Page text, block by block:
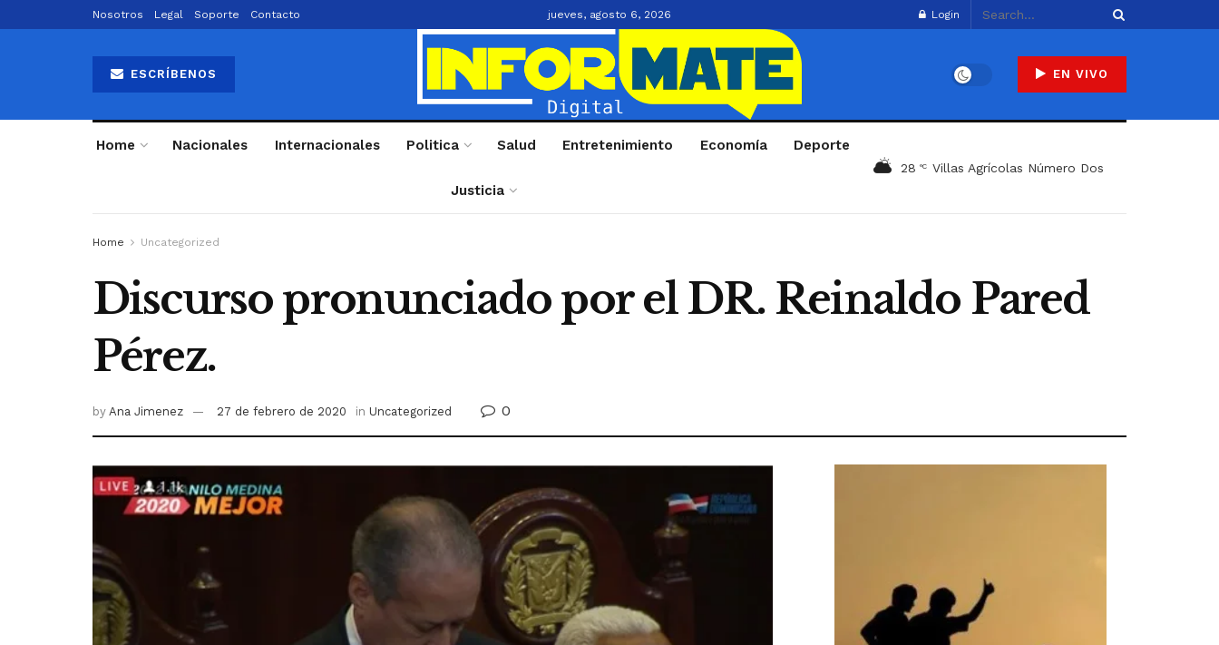
Nosotros Legal Soporte Contacto jueves, agosto 6, 2026 Login
ESCRÍBENOS EN VIVO
Home Nacionales Internacionales Politica Salud Entretenimiento Economía Deporte
Justicia
28 °C Villas Agrícolas Número Dos
Home Uncategorized
Discurso pronunciado por el DR. Reinaldo Pared
Pérez.
by Ana Jimenez 27 de febrero de 2020 in Uncategorized 0